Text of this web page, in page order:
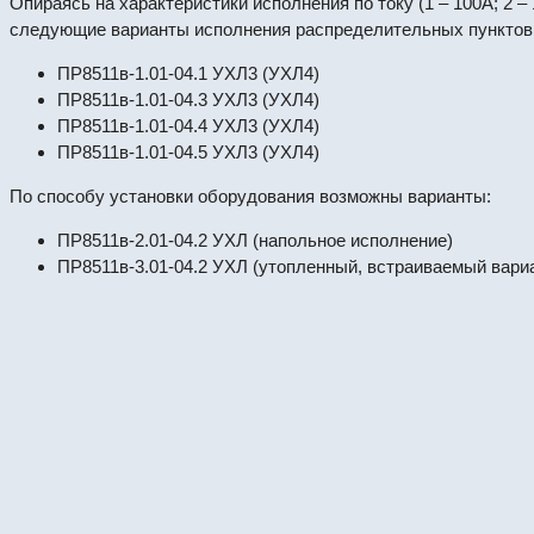
следующие варианты исполнения распределительных
ПР8511в-1.01-04.1 УХЛ3 (УХЛ4)
ПР8511в-1.01-04.3 УХЛ3 (УХЛ4)
ПР8511в-1.01-04.4 УХЛ3 (УХЛ4)
ПР8511в-1.01-04.5 УХЛ3 (УХЛ4)
По способу установки оборудования возможны варианты:
ПР8511в-2.01-04.2 УХЛ (напольное исполнение)
ПР8511в-3.01-04.2 УХЛ (утопленный, встраиваемый